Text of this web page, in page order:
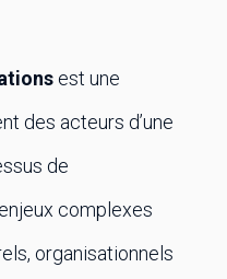
est une
des acteurs d’une
de
complexes
organisationnels